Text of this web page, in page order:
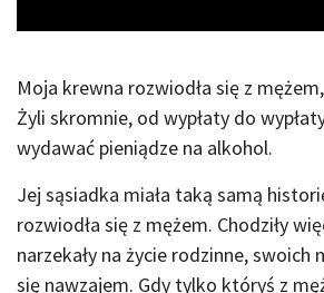
Moja krewna rozwiodła się z
Żyli skromnie, od wypłaty do
wydawać pieniądze na alkohol.
Jej sąsiadka miała taką samą
rozwiodła się z mężem. Chodziły
narzekały na życie rodzinne, swoich
się nawzajem. Gdy tylko któryś z